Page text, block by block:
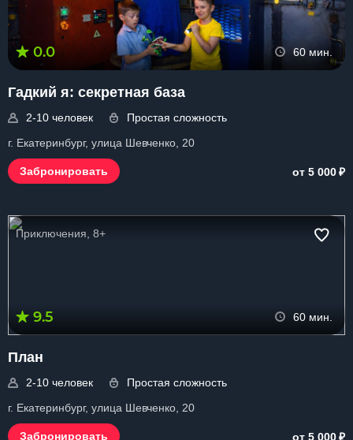
0.0 60 мин.
Гадкий я: секретная база
2-10 человек
Простая сложность
г. Екатеринбург, улица Шевченко, 20
Забронировать от 5 000₽
Приключения, 8+
9.5 60 мин.
План
2-10 человек
Простая сложность
г. Екатеринбург, улица Шевченко, 20
Забронировать от 5 000₽